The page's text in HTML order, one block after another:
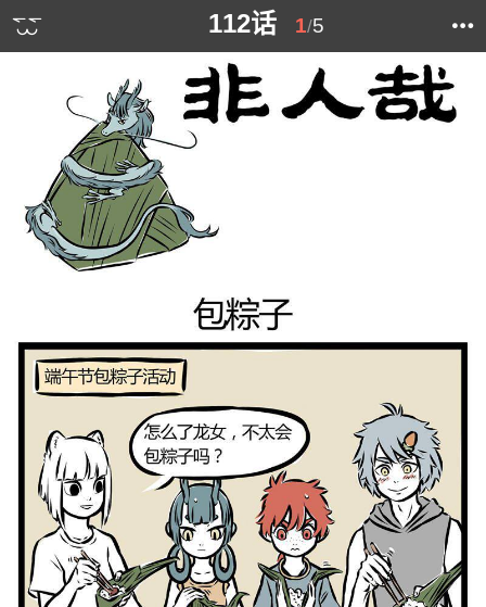
112话 1/5